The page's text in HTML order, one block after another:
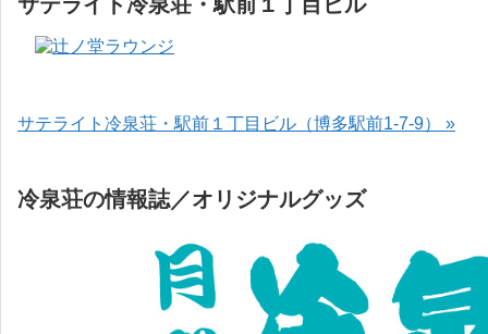
サテライト冷泉荘・駅前１丁目ビル（博多駅前1-7-9） »
冷泉荘の情報誌／オリジナルグッズ